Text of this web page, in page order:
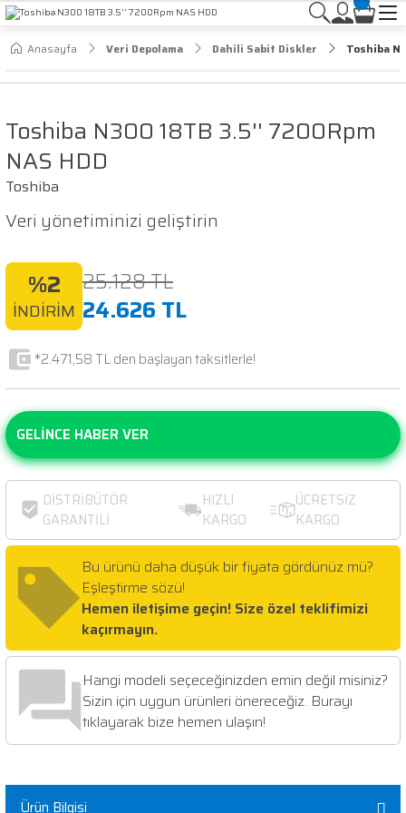
Anasayfa Veri Depolama Dahili Sabit Diskler Toshiba
Toshiba N300 18TB 3.5'' 7200Rpm
NAS HDD
Toshiba
Veri yönetiminizi geliştirin
%2
İNDİRİM
25.128 TL
24.626 TL
*2.471,58 TL den başlayan taksitlerle!
GELİNCE HABER VER
DİSTRİBÜTÖR
GARANTİLİ
HIZLI
KARGO
ÜCRETSİZ
KARGO
Bu ürünü daha düşük bir fiyata gördünüz mü?
Eşleştirme sözü!
Hemen iletişime geçin! Size özel teklifimizi
kaçırmayın.
Hangi modeli seçeceğinizden emin değil misiniz?
Sizin için uygun ürünleri önereceğiz. Burayı
tıklayarak bize hemen ulaşın!
%3
Ürün Bilgisi